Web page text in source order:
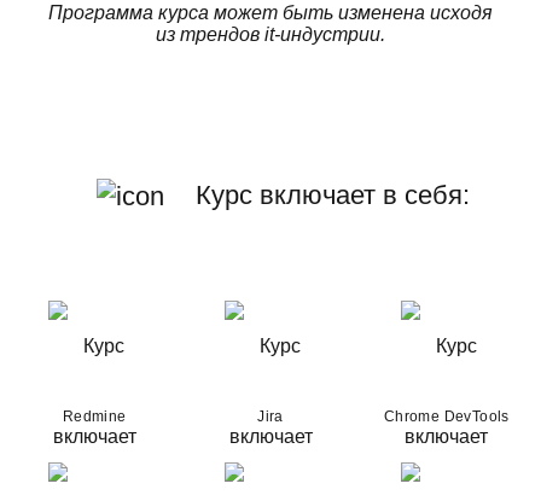
Программа курса может быть изменена исходя
из трендов it-индустрии.
Курс включает в себя:
Redmine Jira Chrome DevTools